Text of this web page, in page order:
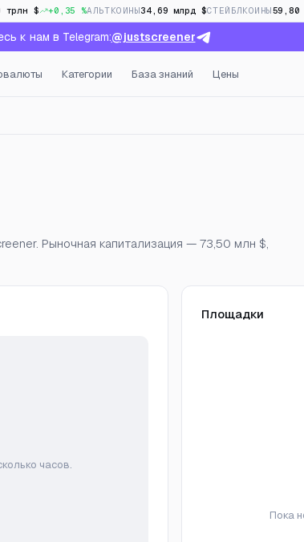
трлн $ +0,35 %АЛЬТКОИНЫ34,69 млрд $СТЕЙБЛКОИНЫ59,80
к нам в Telegram:@justscreener
Категории База знаний Цены
интерес и
Рыночная капитализация — 73,50 млн $,
часов.
Площадки
Пока